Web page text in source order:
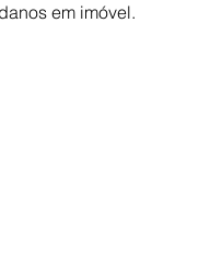
em imóvel.